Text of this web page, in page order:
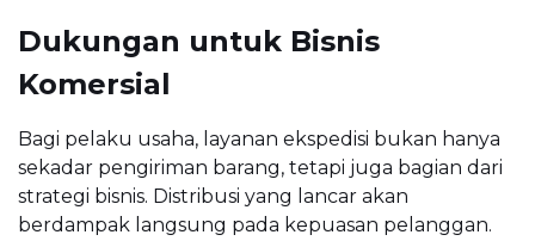
Dukungan untuk Bisnis
Komersial
Bagi pelaku usaha, layanan ekspedisi bukan hanya
sekadar pengiriman barang, tetapi juga bagian dari
strategi bisnis. Distribusi yang lancar akan
berdampak langsung pada kepuasan pelanggan.